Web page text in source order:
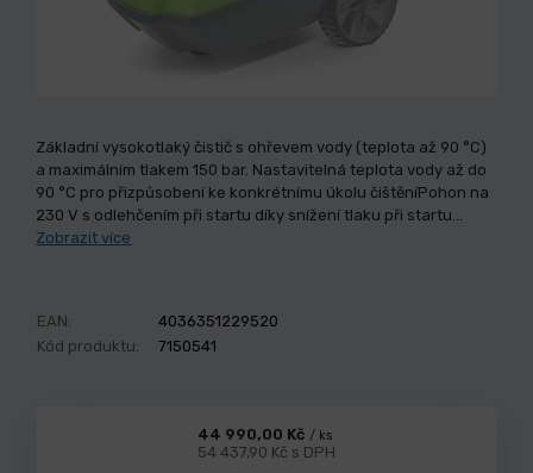
Základní vysokotlaký čistič s ohřevem vody (teplota až 90 °C)
a maximálním tlakem 150 bar. Nastavitelná teplota vody až do
90 °C pro přizpůsobení ke konkrétnímu úkolu čištěníPohon na
230 V s odlehčením při startu díky snížení tlaku při startu…
Zobrazit více
EAN:
4036351229520
Kód produktu:
7150541
44 990,00 Kč / ks
54 437,90 Kč s DPH